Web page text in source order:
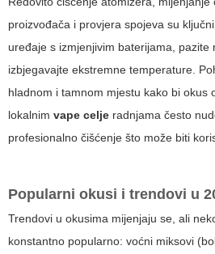
proizvođača i provjera spojeva su
uređaje s izmjenjivim baterijama, pazite
izbjegavajte ekstremne temperature.
hladnom i tamnom mjestu kako bi okus
lokalnim vape celje radnjama često
profesionalno čišćenje što može biti
Popularni okusi i trendovi u
Trendovi u okusima mijenjaju se, ali
konstantno popularno: voćni miksovi